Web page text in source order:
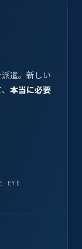
遣。新しい
本当に必要
EYE